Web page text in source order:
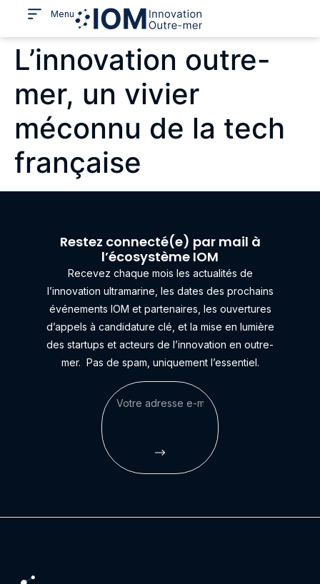
Menu
L’innovation outre-
mer, un vivier
méconnu de la tech
française
Restez connecté(e) par mail à
l’écosystème IOM
Recevez chaque mois les actualités de
l’innovation ultramarine, les dates des prochains
événements IOM et partenaires, les ouvertures
d’appels à candidature clé, et la mise en lumière
des startups et acteurs de l’innovation en outre-
mer. Pas de spam, uniquement l’essentiel.